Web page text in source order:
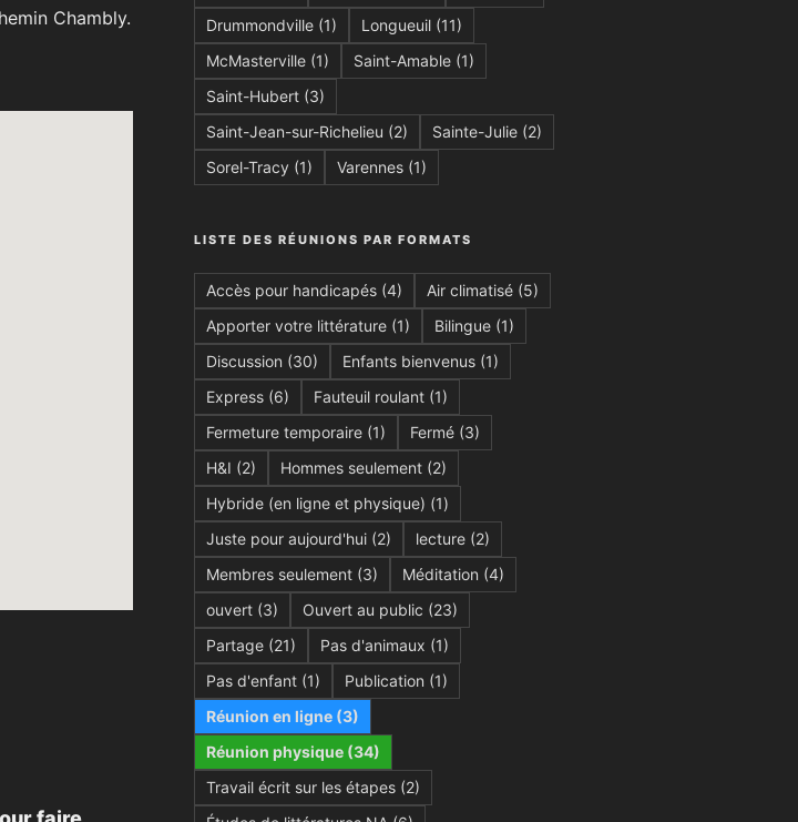
Chambly.
Drummondville(1) Longueuil(11)
McMasterville(1) Saint-Amable(1)
Saint-Hubert(3)
Saint-Jean-sur-Richelieu (2) Sainte-Julie(2)
Sorel-Tracy (1) Varennes(1)
LISTE DES RÉUNIONS PAR FORMATS
Accès pour handicapés(4) Air climatisé(5)
Apporter votre littérature(1) Bilingue(1)
Discussion (30) Enfants bienvenus(1)
Express(6) Fauteuil roulant(1)
Fermeture temporaire(1) Fermé(3)
H&I (2) Hommes seulement(2)
Hybride (en ligne et physique) (1)
Juste pour aujourd'hui(2) lecture(2)
Membres seulement(3) Méditation (4)
ouvert(3) Ouvert au public (23)
Partage(21) Pas d'animaux (1)
Pas d'enfant(1) Publication (1)
Réunion en ligne(3)
Réunion physique(34)
Travail écrit sur les étapes(2)